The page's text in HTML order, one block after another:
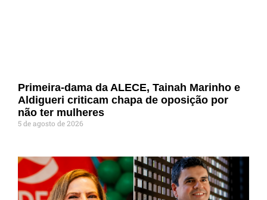
Primeira-dama da ALECE, Tainah Marinho e
Aldigueri criticam chapa de oposição por
não ter mulheres
5 de agosto de 2026